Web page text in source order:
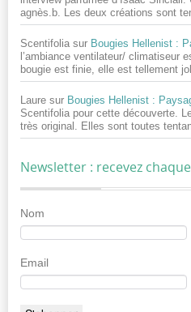
agnès.b. Les deux créations sont
Scentifolia sur Bougies Hellenist :
l’ambiance ventilateur/ climatiseur
bougie est finie, elle est tellement
Laure sur Bougies Hellenist :
Scentifolia pour cette découverte.
très original. Elles sont toutes
Newsletter : recevez
Nom
Email